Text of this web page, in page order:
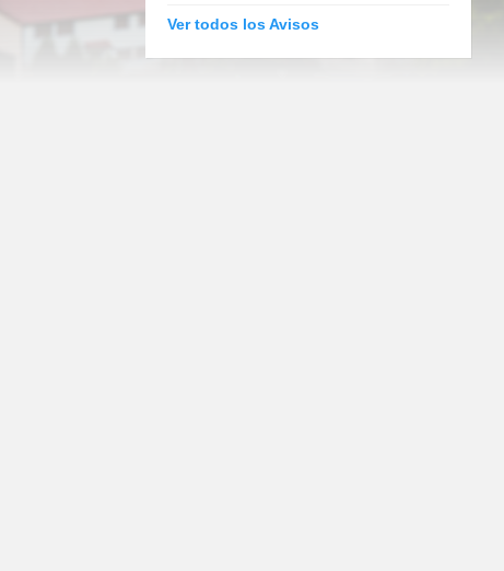
Ver todos los Avisos